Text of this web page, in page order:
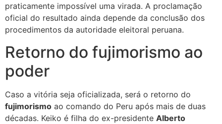
praticamente impossível uma virada. A proclamação
oficial do resultado ainda depende da conclusão dos
procedimentos da autoridade eleitoral peruana.
Retorno do fujimorismo ao
poder
Caso a vitória seja oficializada, será o retorno do
fujimorismo ao comando do Peru após mais de duas
décadas. Keiko é filha do ex-presidente Alberto